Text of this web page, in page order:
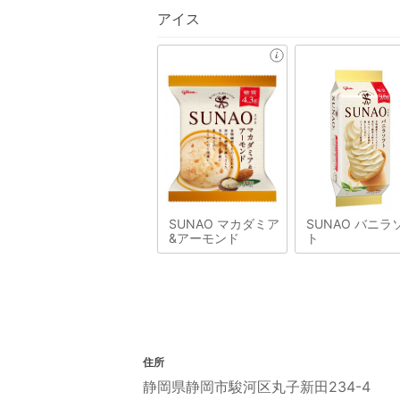
アイス
SUNAO マカダミア
&アーモンド
SUNAO バニラ
ト
住所
静岡県静岡市駿河区丸子新田234-4